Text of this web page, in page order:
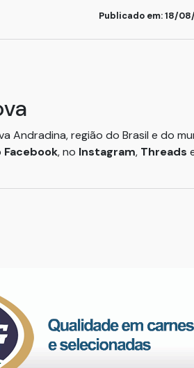
Publicado em: 18/08/
Andradina, região do Brasil e do
Facebook, no Instagram, Threads